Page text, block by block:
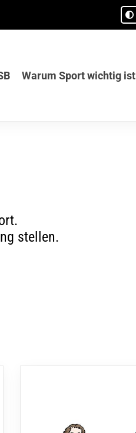
Warum Sport wichtig ist
stellen.